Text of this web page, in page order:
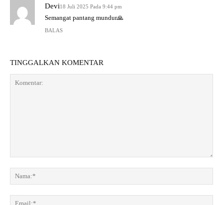
Devi18 Juli 2025 Pada 9:44 pm
Semangat pantang mundur🙏
BALAS
TINGGALKAN KOMENTAR
m
e
a
m